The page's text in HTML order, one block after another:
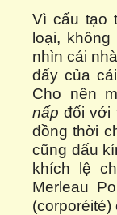
Vì cấu tạo
loại,
nhìn cái
đấy của
Cho nên
nấp đối với
đồng thời
cũng dấu
khích lệ
Merleau